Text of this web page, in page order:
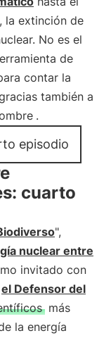
la extinción de
No es el
de
contar la
también a
.
episodio
cuarto
",
nuclear entre
invitado con
el Defensor del
más
la energía